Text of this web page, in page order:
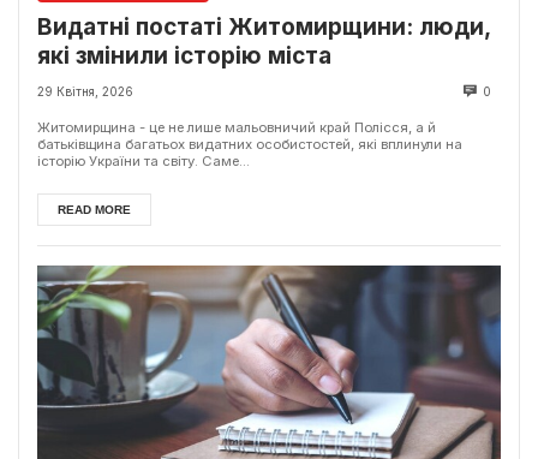
Видатні постаті Житомирщини: люди,
які змінили історію міста
29 Квітня, 2026 0
Житомирщина - це не лише мальовничий край Полісся, а й
батьківщина багатьох видатних особистостей, які вплинули на
історію України та світу. Саме...
READ MORE